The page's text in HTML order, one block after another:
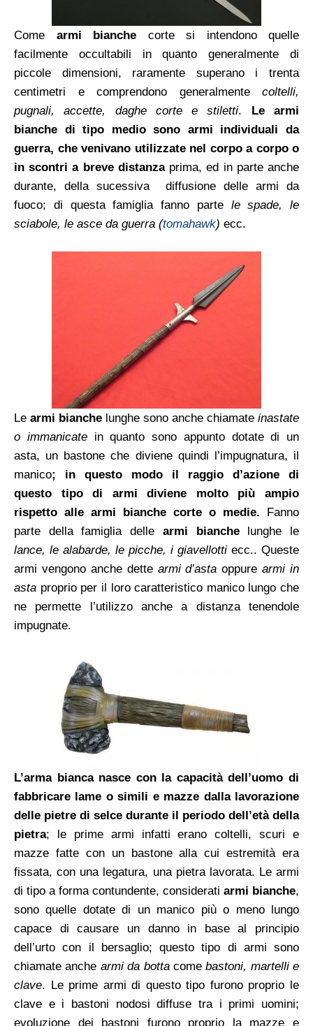
Come armi bianche corte si intendono quelle
facilmente occultabili in quanto generalmente di
piccole dimensioni, raramente superano i trenta
centimetri e comprendono generalmente coltelli,
pugnali, accette, daghe corte e stiletti. Le armi
bianche di tipo medio sono armi individuali da
guerra, che venivano utilizzate nel corpo a corpo o
in scontri a breve distanzaprima, ed in parte anche
durante, della sucessiva diffusione delle armi da
fuoco; di questa famiglia fanno partele spade, le
sciabole, le asce da guerra (tomahawk) ecc.
Le armi bianche lunghe sono anche chiamate inastate
o immanicatein quanto sono appunto dotate di un
asta, un bastone che diviene quindi l’impugnatura, il
manico; in questo modo il raggio d’azione di
questo tipo di armi diviene molto più ampio
rispetto alle armi bianche corte o medie. Fanno
parte della famiglia delle armi bianchelunghe le
lance, le alabarde, le picche, i giavellotti ecc.. Queste
armi vengono anche dette armi d’asta oppurearmi in
asta proprio per il loro caratteristico manico lungo che
ne permette l’utilizzo anche a distanza tenendole
impugnate.
L’arma bianca nasce con la capacità dell’uomo di
fabbricare lame o simili e mazze dalla lavorazione
delle pietre di selce durante il periodo dell’età della
pietra; le prime armi infatti erano coltelli, scuri e
mazze fatte con un bastone alla cui estremità era
fissata, con una legatura, una pietra lavorata. Le armi
di tipo a forma contundente, considerati armi bianche,
sono quelle dotate di un manico più o meno lungo
capace di causare un danno in base al principio
dell’urto con il bersaglio; questo tipo di armi sono
chiamate anche armi da bottacomebastoni, martelli e
clave. Le prime armi di questo tipo furono proprio le
clave e i bastoni nodosi diffuse tra i primi uomini;
evoluzione dei bastoni furono proprio la mazze e